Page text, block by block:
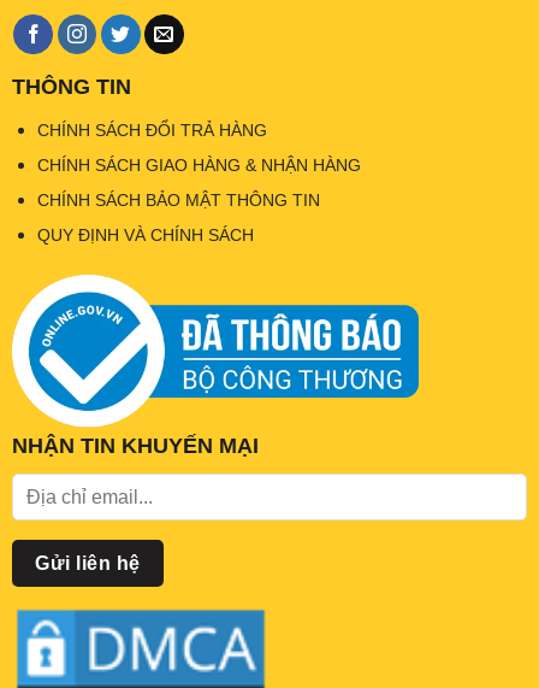
THÔNG TIN
CHÍNH SÁCH ĐỔI TRẢ HÀNG
CHÍNH SÁCH GIAO HÀNG & NHẬN HÀNG
CHÍNH SÁCH BẢO MẬT THÔNG TIN
QUY ĐỊNH VÀ CHÍNH SÁCH
NHẬN TIN KHUYẾN MẠI